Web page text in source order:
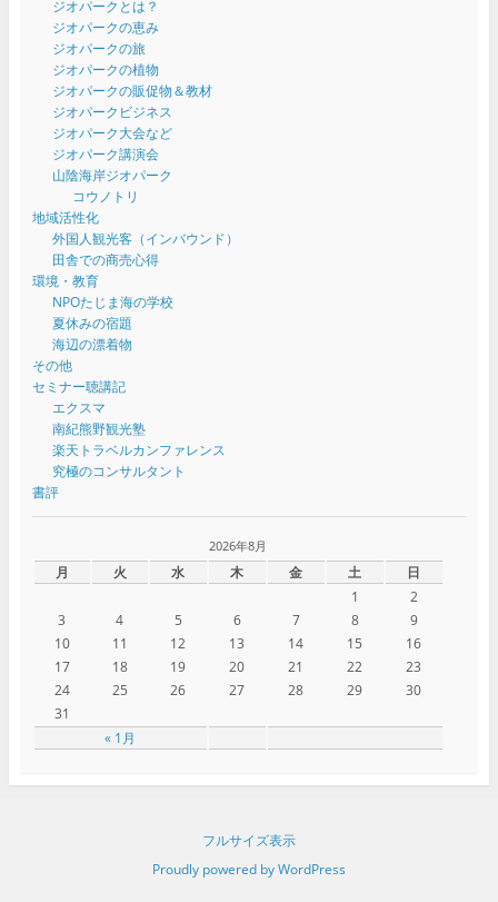
ジオパークとは？
ジオパークの恵み
ジオパークの旅
ジオパークの植物
ジオパークの販促物＆教材
ジオパークビジネス
ジオパーク大会など
ジオパーク講演会
山陰海岸ジオパーク
コウノトリ
地域活性化
外国人観光客（インバウンド）
田舎での商売心得
環境・教育
NPOたじま海の学校
夏休みの宿題
海辺の漂着物
その他
セミナー聴講記
エクスマ
南紀熊野観光塾
楽天トラベルカンファレンス
究極のコンサルタント
書評
2026年8月
月 火 水 木 金 土 日
« 1月
1
2
3
4 5 6 7 8
9
10
11 12 13 14 15
16
17
18 19 20 21 22
23
24
25 26 27 28 29
30
31
フルサイズ表示
Proudly powered by WordPress